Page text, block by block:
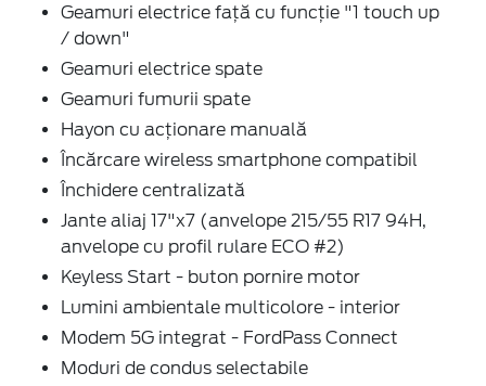
Geamuri electrice față cu funcție "1 touch up
/ down"
Geamuri electrice spate
Geamuri fumurii spate
Hayon cu acționare manuală
Încărcare wireless smartphone compatibil
Închidere centralizată
Jante aliaj 17"x7 (anvelope 215/55 R17 94H,
anvelope cu profil rulare ECO #2)
Keyless Start - buton pornire motor
Lumini ambientale multicolore - interior
Modem 5G integrat - FordPass Connect
Moduri de condus selectabile